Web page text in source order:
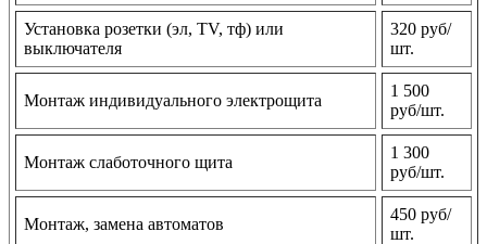
Установка розетки (эл, TV, тф) или
выключателя
320 руб/
шт.
Монтаж индивидуального электрощита
1 500
руб/шт.
Монтаж слаботочного щита
1 300
руб/шт.
Монтаж, замена автоматов
450 руб/
шт.